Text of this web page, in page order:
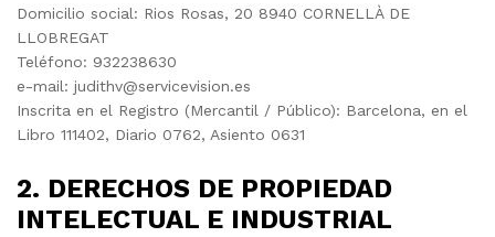
Domicilio social: Rios Rosas, 20 8940 CORNELLÀ DE
LLOBREGAT
Teléfono: 932238630
e-mail: judithv@servicevision.es
Inscrita en el Registro (Mercantil / Público): Barcelona, en el
Libro 111402, Diario 0762, Asiento 0631
2. DERECHOS DE PROPIEDAD
INTELECTUAL E INDUSTRIAL